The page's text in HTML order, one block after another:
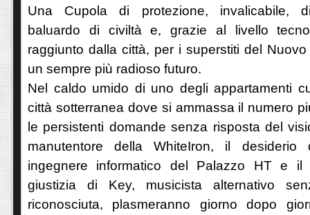
Una Cupola di protezione, invalicabile,
baluardo di civiltà e, grazie al livello
raggiunto dalla città, per i superstiti del
un sempre più radioso futuro.
Nel caldo umido di uno degli appartamenti
città sotterranea dove si ammassa il numero
le persistenti domande senza risposta del
manutentore della WhiteIron, il
ingegnere informatico del Palazzo HT e il
giustizia di Key, musicista alternativo
riconosciuta, plasmeranno giorno dopo